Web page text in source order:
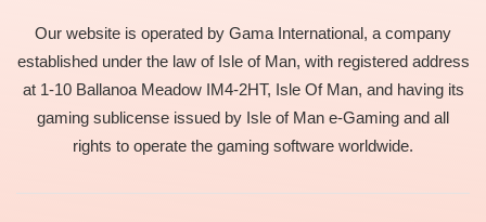
Our website is operated by Gama International, a company
established under the law of Isle of Man, with registered address
at 1-10 Ballanoa Meadow IM4-2HT, Isle Of Man, and having its
gaming sublicense issued by Isle of Man e-Gaming and all
rights to operate the gaming software worldwide.